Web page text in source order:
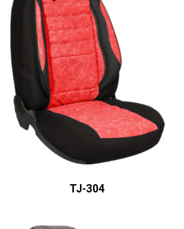
ÜRÜN DETAYINI GÖR
TJ-304